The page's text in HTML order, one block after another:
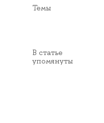
Темы
В статье
упомянуты